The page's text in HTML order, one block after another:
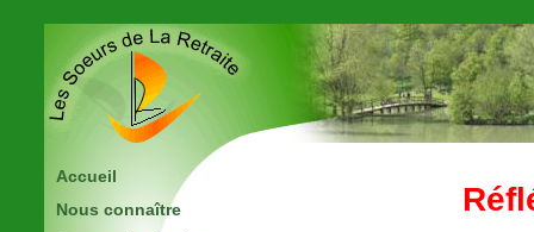
Accueil
Nous connaître